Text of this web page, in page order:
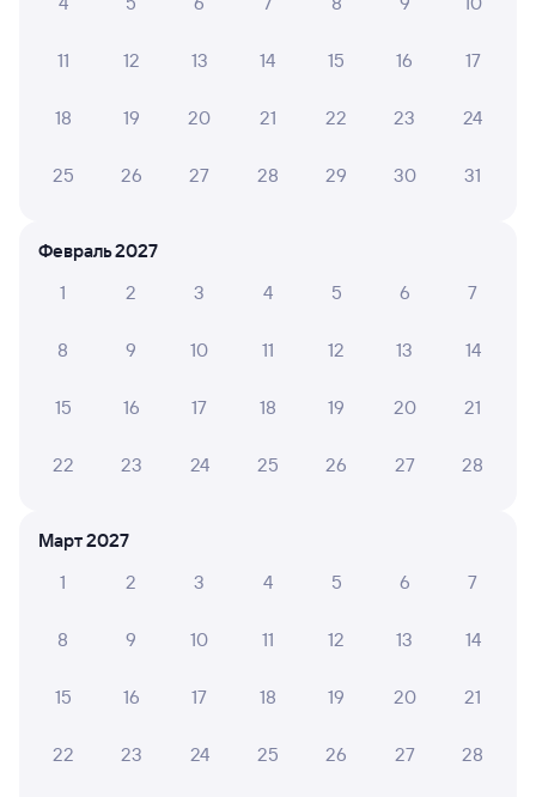
115И Проходящий 8,4
Новосибирск
Ртищево
22:54 21:58
Дни следования
от 8 ⁠332 ⁠₽ 12 ⁠121 ⁠₽ 34 ⁠853 ⁠₽
Выберите дату
Новосибирск-Главный
Ртищево-1
22:54
от 11 ⁠176 ⁠₽ 12 ⁠835 ⁠₽
11 12 13 14 15 16 17
18 19 20 21 22 23 24
25 26 27 28 29 30 31
Февраль 2027
1
2 3 4 5 6 7
8 9 10 11 12 13 14
15 16 17 18 19 20 21
22 23 24 25 26 27 28
Март 2027
1
2 3 4 5 6 7
8 9 10 11 12 13 14
15 16 17 18 19 20 21
22 23 24 25 26 27 28